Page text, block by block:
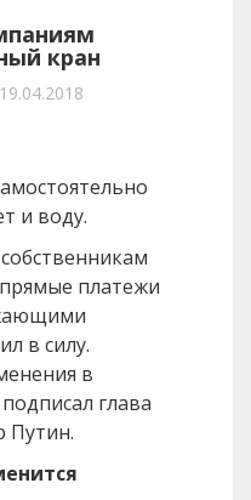
кран
19.04.2018
и воду.
платежи
в силу.
в
глава
Путин.